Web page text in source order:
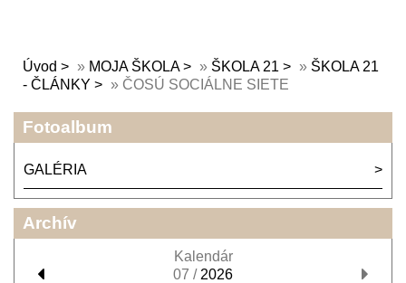
Úvod » MOJA ŠKOLA » ŠKOLA 21 » ŠKOLA 21
- ČLÁNKY
» ČOSÚ SOCIÁLNE SIETE
Fotoalbum
GALÉRIA
Archív
Kalendár
07 / 2026